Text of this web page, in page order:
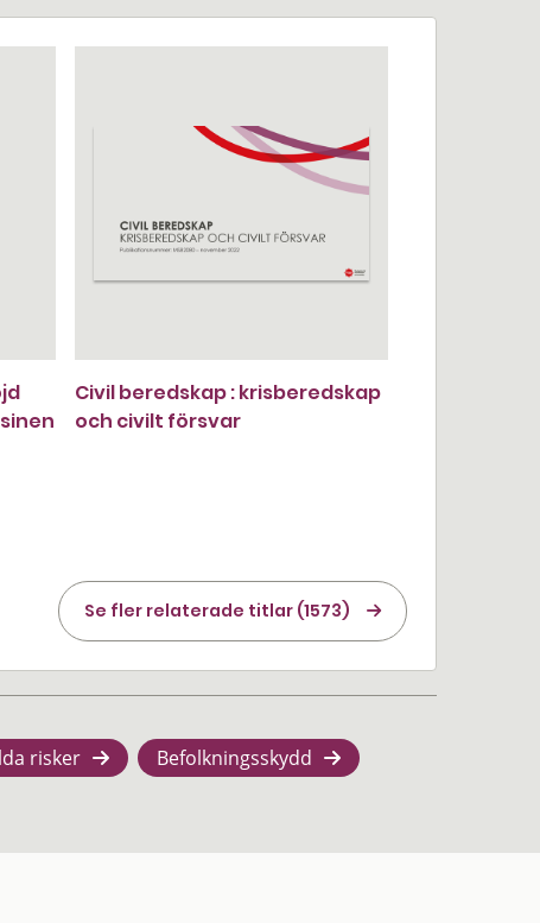
Civil beredskap : krisberedskap
och civilt försvar
Se fler relaterade titlar (1573)
risker Befolkningsskydd